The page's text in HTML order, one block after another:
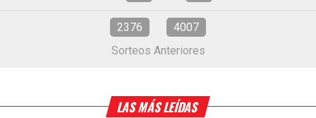
2376
4007
Sorteos Anteriores
LAS MÁS LEÍDAS